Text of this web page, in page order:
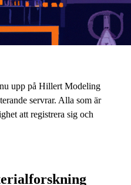
upp på Hillert Modeling
servrar. Alla som är
att registrera sig och